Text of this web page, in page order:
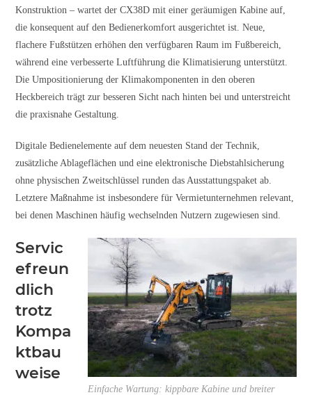
Konstruktion – wartet der CX38D mit einer geräumigen Kabine auf,
die konsequent auf den Bedienerkomfort ausgerichtet ist. Neue,
flachere Fußstützen erhöhen den verfügbaren Raum im Fußbereich,
während eine verbesserte Luftführung die Klimatisierung unterstützt.
Die Umpositionierung der Klimakomponenten in den oberen
Heckbereich trägt zur besseren Sicht nach hinten bei und unterstreicht
die praxisnahe Gestaltung.
Digitale Bedienelemente auf dem neuesten Stand der Technik,
zusätzliche Ablageflächen und eine elektronische Diebstahlsicherung
ohne physischen Zweitschlüssel runden das Ausstattungspaket ab.
Letztere Maßnahme ist insbesondere für Vermietunternehmen relevant,
bei denen Maschinen häufig wechselnden Nutzern zugewiesen sind.
Einfache Wartung: kippbare Kabine und breiter
Servic
efreun
dlich
trotz
Kompa
ktbau
weise